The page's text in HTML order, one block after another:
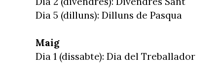
Dia 5 (dilluns): Dilluns de Pasqua
Maig
Dia 1 (dissabte): Dia del Treballador